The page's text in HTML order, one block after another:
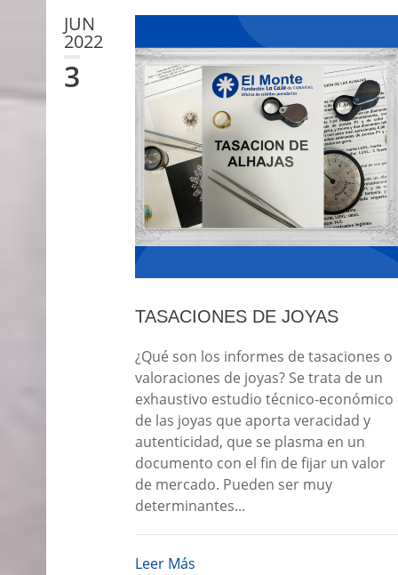
OPERACIONES
SERVICIOS
JUN
2022
3
TASACIONES DE JOYAS
¿Qué son los informes de tasaciones o
valoraciones de joyas? Se trata de un
exhaustivo estudio técnico-económico
de las joyas que aporta veracidad y
autenticidad, que se plasma en un
documento con el fin de fijar un valor
de mercado. Pueden ser muy
determinantes...
Leer Más